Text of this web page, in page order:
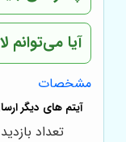
آیا می‌توانم
مشخصات
تعداد بازدید :